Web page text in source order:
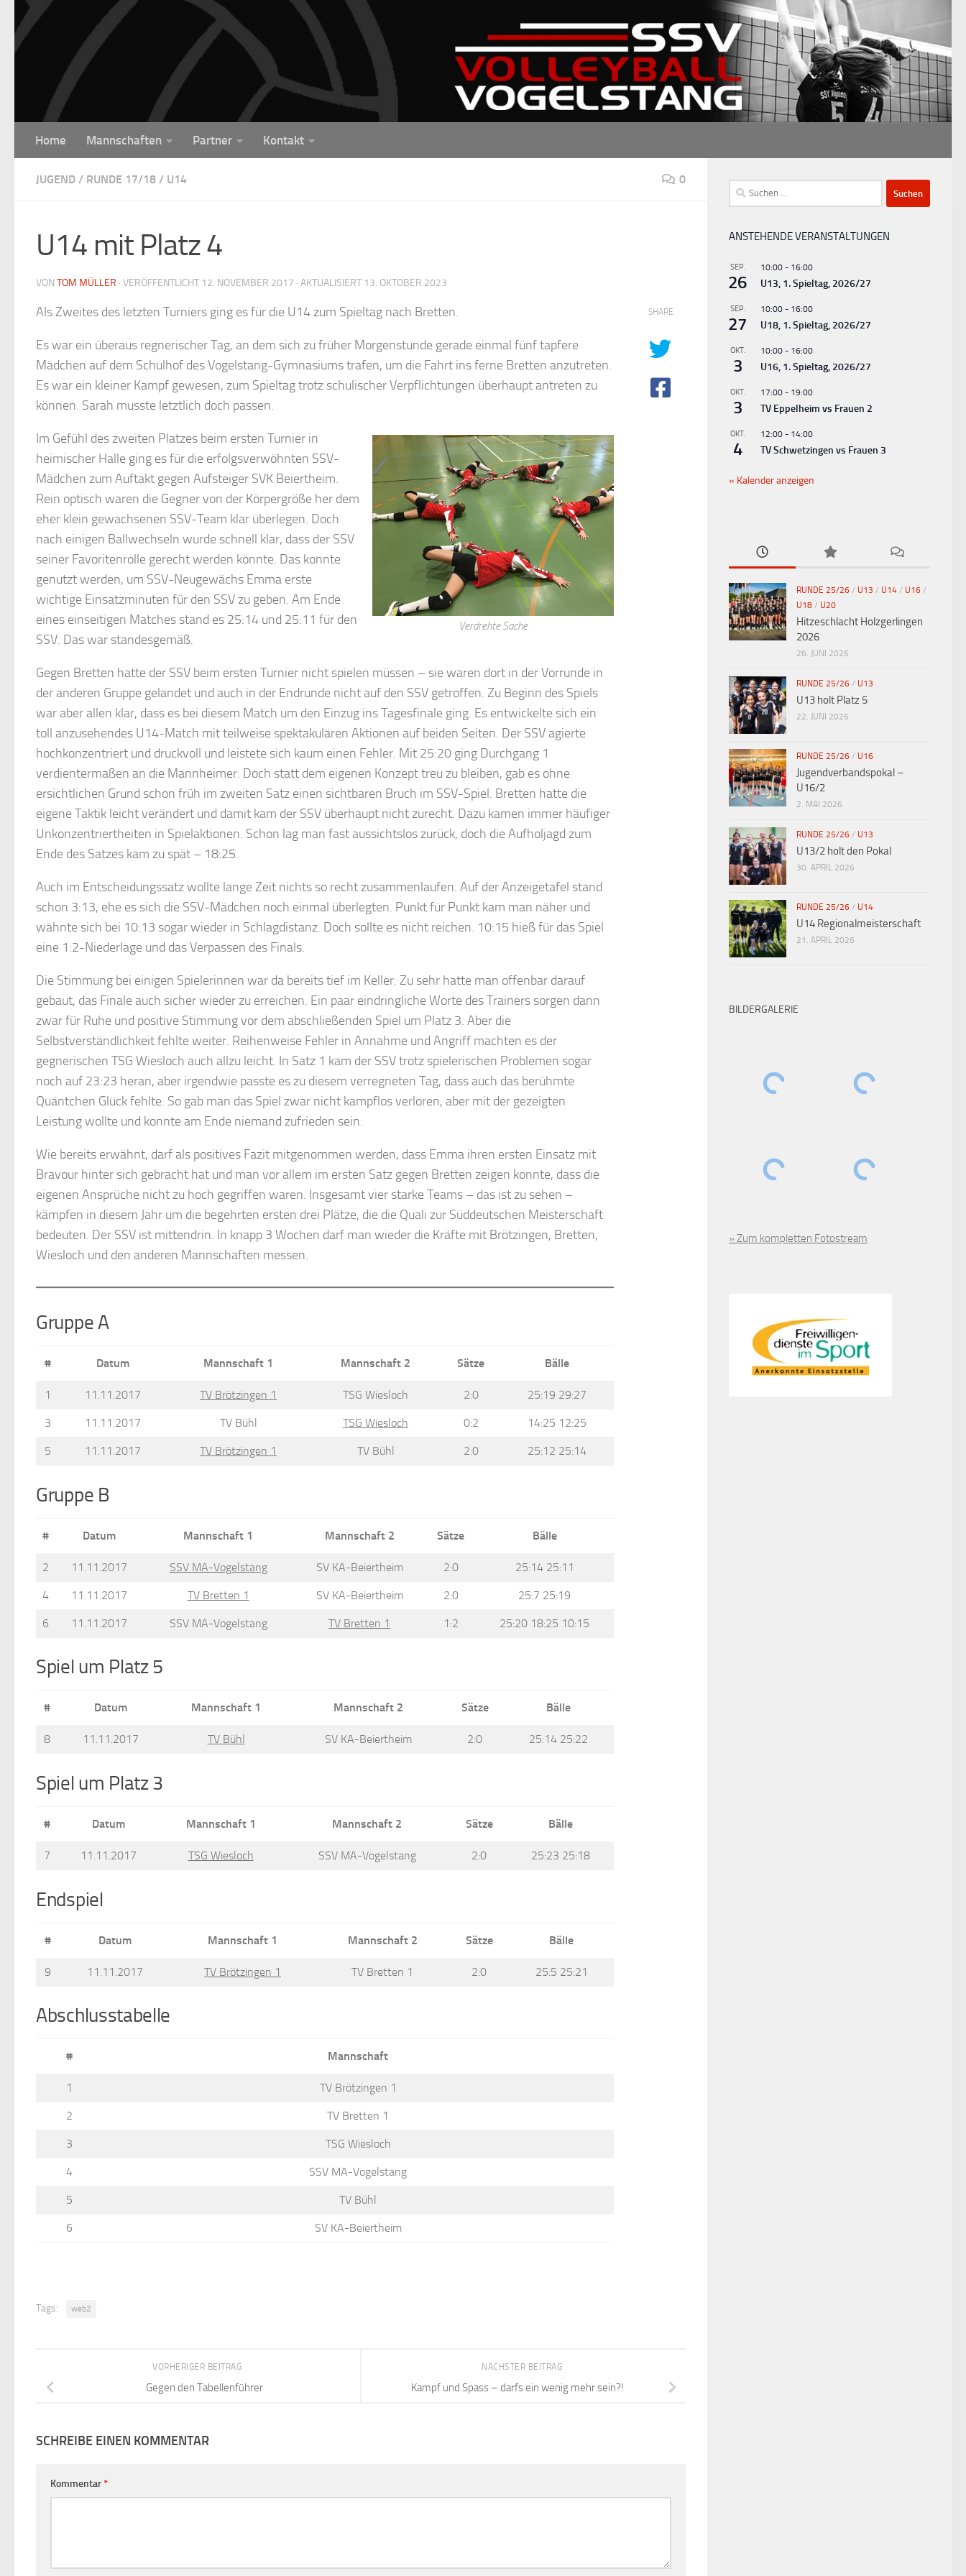
Unter dem Inhalt
Home Mannschaften Partner Kontakt
JUGEND / RUNDE 17/18 / U14 0
U14 mit Platz 4
VON TOM MÜLLER · VERÖFFENTLICHT 12. NOVEMBER 2017 · AKTUALISIERT 13. OKTOBER 2023
Als Zweites des letzten Turniers ging es für die U14 zum Spieltag nach Bretten.
Es war ein überaus regnerischer Tag, an dem sich zu früher Morgenstunde gerade einmal fünf tapfere
Mädchen auf dem Schulhof des Vogelstang-Gymnasiums trafen, um die Fahrt ins ferne Bretten anzutreten.
Es war ein kleiner Kampf gewesen, zum Spieltag trotz schulischer Verpflichtungen überhaupt antreten zu
können. Sarah musste letztlich doch passen.
Verdrehte Sache
Im Gefühl des zweiten Platzes beim ersten Turnier in
heimischer Halle ging es für die erfolgsverwöhnten SSV-
Mädchen zum Auftakt gegen Aufsteiger SVK Beiertheim.
Rein optisch waren die Gegner von der Körpergröße her dem
eher klein gewachsenen SSV-Team klar überlegen. Doch
nach einigen Ballwechseln wurde schnell klar, dass der SSV
seiner Favoritenrolle gerecht werden könnte. Das konnte
genutzt werden, um SSV-Neugewächs Emma erste
wichtige Einsatzminuten für den SSV zu geben. Am Ende
eines einseitigen Matches stand es 25:14 und 25:11 für den
SSV. Das war standesgemäß.
Gegen Bretten hatte der SSV beim ersten Turnier nicht spielen müssen – sie waren dort in der Vorrunde in
der anderen Gruppe gelandet und auch in der Endrunde nicht auf den SSV getroffen. Zu Beginn des Spiels
war aber allen klar, dass es bei diesem Match um den Einzug ins Tagesfinale ging. Es entwickelte sich ein
toll anzusehendes U14-Match mit teilweise spektakulären Aktionen auf beiden Seiten. Der SSV agierte
hochkonzentriert und druckvoll und leistete sich kaum einen Fehler. Mit 25:20 ging Durchgang 1
verdientermaßen an die Mannheimer. Doch statt dem eigenen Konzept treu zu bleiben, gab es ohne
ersichtlichen Grund schon früh im zweiten Satz einen sichtbaren Bruch im SSV-Spiel. Bretten hatte die
eigene Taktik leicht verändert und damit kam der SSV überhaupt nicht zurecht. Dazu kamen immer häufiger
Unkonzentriertheiten in Spielaktionen. Schon lag man fast aussichtslos zurück, doch die Aufholjagd zum
Ende des Satzes kam zu spät – 18:25.
Auch im Entscheidungssatz wollte lange Zeit nichts so recht zusammenlaufen. Auf der Anzeigetafel stand
schon 3:13, ehe es sich die SSV-Mädchen noch einmal überlegten. Punkt für Punkt kam man näher und
wähnte sich bei 10:13 sogar wieder in Schlagdistanz. Doch sollte es nicht reichen. 10:15 hieß für das Spiel
eine 1:2-Niederlage und das Verpassen des Finals.
Die Stimmung bei einigen Spielerinnen war da bereits tief im Keller. Zu sehr hatte man offenbar darauf
gebaut, das Finale auch sicher wieder zu erreichen. Ein paar eindringliche Worte des Trainers sorgen dann
zwar für Ruhe und positive Stimmung vor dem abschließenden Spiel um Platz 3. Aber die
Selbstverständlichkeit fehlte weiter. Reihenweise Fehler in Annahme und Angriff machten es der
gegnerischen TSG Wiesloch auch allzu leicht. In Satz 1 kam der SSV trotz spielerischen Problemen sogar
noch auf 23:23 heran, aber irgendwie passte es zu diesem verregneten Tag, dass auch das berühmte
Quäntchen Glück fehlte. So gab man das Spiel zwar nicht kampflos verloren, aber mit der gezeigten
Leistung wollte und konnte am Ende niemand zufrieden sein.
Wie bereits erwähnt, darf als positives Fazit mitgenommen werden, dass Emma ihren ersten Einsatz mit
Bravour hinter sich gebracht hat und man vor allem im ersten Satz gegen Bretten zeigen konnte, dass die
eigenen Ansprüche nicht zu hoch gegriffen waren. Insgesamt vier starke Teams – das ist zu sehen –
kämpfen in diesem Jahr um die begehrten ersten drei Plätze, die die Quali zur Süddeutschen Meisterschaft
bedeuten. Der SSV ist mittendrin. In knapp 3 Wochen darf man wieder die Kräfte mit Brötzingen, Bretten,
Wiesloch und den anderen Mannschaften messen.
Gruppe A
# Datum Mannschaft 1 Mannschaft 2 Sätze Bälle
1 11.11.2017 TV Brötzingen 1 TSG Wiesloch 2:0 25:19 29:27
3 11.11.2017 TV Bühl TSG Wiesloch 0:2 14:25 12:25
5 11.11.2017 TV Brötzingen 1 TV Bühl 2:0 25:12 25:14
Gruppe B
# Datum Mannschaft 1 Mannschaft 2 Sätze Bälle
2 11.11.2017 SSV MA-Vogelstang SV KA-Beiertheim 2:0 25:14 25:11
4 11.11.2017 TV Bretten 1 SV KA-Beiertheim 2:0 25:7 25:19
6 11.11.2017 SSV MA-Vogelstang TV Bretten 1 1:2 25:20 18:25 10:15
Spiel um Platz 5
# Datum Mannschaft 1 Mannschaft 2 Sätze Bälle
8 11.11.2017 TV Bühl SV KA-Beiertheim 2:0 25:14 25:22
Spiel um Platz 3
# Datum Mannschaft 1 Mannschaft 2 Sätze Bälle
7 11.11.2017 TSG Wiesloch SSV MA-Vogelstang 2:0 25:23 25:18
Endspiel
# Datum Mannschaft 1 Mannschaft 2 Sätze Bälle
9 11.11.2017 TV Brötzingen 1 TV Bretten 1 2:0 25:5 25:21
Abschlusstabelle
# Mannschaft
1 TV Brötzingen 1
2 TV Bretten 1
3 TSG Wiesloch
4 SSV MA-Vogelstang
5 TV Bühl
6 SV KA-Beiertheim
SHARE
Tags: web2
NÄCHSTER BEITRAG
Kampf und Spass – darfs ein wenig mehr sein?!
VORHERIGER BEITRAG
Gegen den Tabellenführer
SCHREIBE EINEN KOMMENTAR
Kommentar*
Suchen
nach:
ANSTEHENDE VERANSTALTUNGEN
SEP.
26
10:00 - 16:00
U13, 1. Spieltag, 2026/27
SEP.
27
10:00 - 16:00
U18, 1. Spieltag, 2026/27
OKT.
3
10:00 - 16:00
U16, 1. Spieltag, 2026/27
OKT.
3
17:00 - 19:00
TV Eppelheim vs Frauen 2
OKT.
4
12:00 - 14:00
TV Schwetzingen vs Frauen 3
Kalender anzeigen
RUNDE 25/26 / U13 / U14 / U16 /
U18 / U20
Hitzeschlacht Holzgerlingen
2026
26. JUNI 2026
RUNDE 25/26 / U13
U13 holt Platz 5
22. JUNI 2026
RUNDE 25/26 / U16
Jugendverbandspokal –
U16/2
2. MAI 2026
RUNDE 25/26 / U13
U13/2 holt den Pokal
30. APRIL 2026
RUNDE 25/26 / U14
U14 Regionalmeisterschaft
21. APRIL 2026
BILDERGALERIE
» Zum kompletten Fotostream